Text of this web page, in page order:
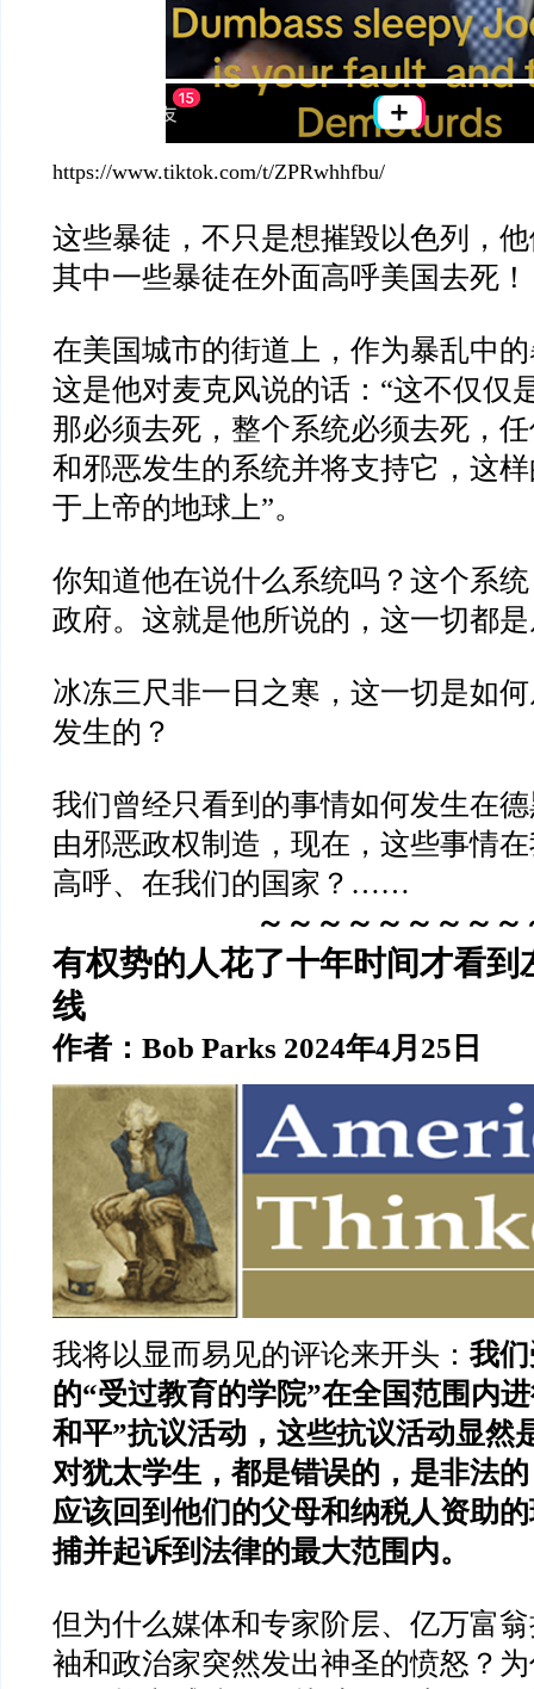
https://www.tiktok.com/t/ZPRwhhfbu/
这些暴徒，不只是想摧毀以色列，
其中一些暴徒在外面高呼美国去死！
在美国城市的街道上，作为暴乱中
这是他对麦克风说的话：“这不仅仅
那必须去死，整个系统必须去死，
和邪恶发生的系统并将支持它，这
于上帝的地球上”。
你知道他在说什么系统吗？这个系
政府。这就是他所说的，这一切都
冰冻三尺非一日之寒，这一切是如
发生的？
我们曾经只看到的事情如何发生在
由邪恶政权制造，现在，这些事情
高呼、在我们的国家？……
～～～～～～～～～
有权势的人花了十年时间才看到
线
作者：Bob Parks 2024年4月25日
我将以显而易见的评论来开头： 我
的“受过教育的学院”在全国范围内
和平”抗议活动，这些抗议活动显然
对犹太学生，都是错误的，是非法
应该回到他们的父母和纳税人资助
捕并起诉到法律的最大范围内。
但为什么媒体和专家阶层、亿万富
袖和政治家突然发出神圣的愤怒？